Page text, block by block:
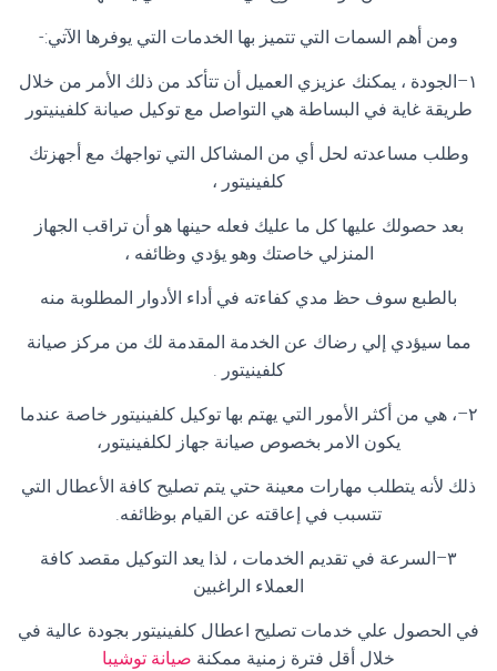
ومن أهم السمات التي تتميز بها الخدمات التي يوفرها الآتي:-
١–الجودة ، يمكنك عزيزي العميل أن تتأكد من ذلك الأمر من خلال
طريقة غاية في البساطة هي التواصل مع توكيل صيانة كلفينيتور
وطلب مساعدته لحل أي من المشاكل التي تواجهك مع أجهزتك
كلفينيتور ،
بعد حصولك عليها كل ما عليك فعله حينها هو أن تراقب الجهاز
المنزلي خاصتك وهو يؤدي وظائفه ،
بالطبع سوف حظ مدي كفاءته في أداء الأدوار المطلوبة منه
مما سيؤدي إلي رضاك عن الخدمة المقدمة لك من مركز صيانة
كلفينيتور .
٢–، هي من أكثر الأمور التي يهتم بها توكيل كلفينيتور خاصة عندما
يكون الامر بخصوص صيانة جهاز لكلفينيتور،
ذلك لأنه يتطلب مهارات معينة حتي يتم تصليح كافة الأعطال التي
تتسبب في إعاقته عن القيام بوظائفه.
٣–السرعة في تقديم الخدمات ، لذا يعد التوكيل مقصد كافة
العملاء الراغبين
في الحصول علي خدمات تصليح اعطال كلفينيتور بجودة عالية في
خلال أقل فترة زمنية ممكنة صيانة توشيبا